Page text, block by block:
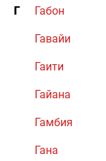
Г Габон
Гавайи
Гаити
Гайана
Гамбия
Гана